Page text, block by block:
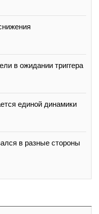
в ожидании триггера
единой динамики
в разные стороны